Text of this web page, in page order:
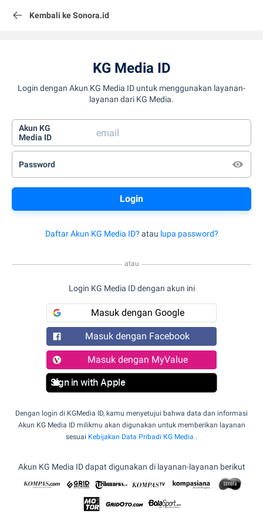
Kembali ke Sonora.id
KG Media ID
Login dengan Akun KG Media ID untuk menggunakan layanan-
layanan dari KG Media.
Akun KG
Media ID
Password
Daftar Akun KG Media ID? atau lupa password?
atau
Login KG Media ID dengan akun ini
Masuk dengan Google
Masuk dengan Facebook
Masuk dengan MyValue
Sign in with Apple
Dengan login di KGMedia ID, kamu menyetujui bahwa data dan informasi
Akun KG Media ID milikmu akan digunakan untuk memberikan layanan
sesuai Kebijakan Data Pribadi KG Media .
Akun KG Media ID dapat digunakan di layanan-layanan berikut